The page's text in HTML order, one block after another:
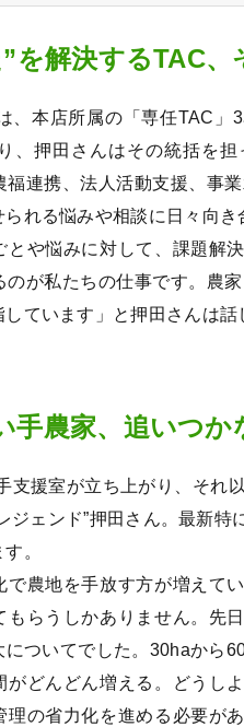
を解決するTAC、
、本店所属の「専任TAC」
、押田さんはその統括を
福連携、法人活動支援、事
れる悩みや相談に日々向き
とや悩みに対して、課題解
のが私たちの仕事です。農
ています」と押田さんは話
手農家、追いつか
支援室が立ち上がり、それ
ジェンド”押田さん。最新
。
で農地を手放す方が増えて
もらうしかありません。先
ついてでした。30haから
がどんどん増える。どうし
理の省力化を進める必要が